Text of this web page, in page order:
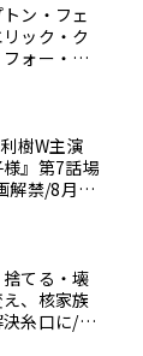
ン・フェ
ック・ク
ォー・ロ
21（金）
樹W主演
』第7話場
解禁/8月14
てる・壊
、核家族
糸口に/家
ハウスト